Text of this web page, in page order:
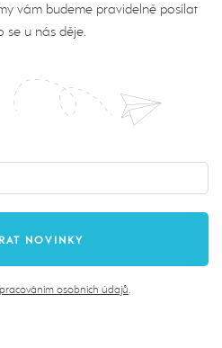
vám budeme pravidelně posílat
se u nás děje.
osobních údajů.